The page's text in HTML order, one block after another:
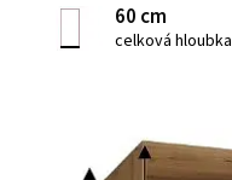
60 cm
celková hloubka